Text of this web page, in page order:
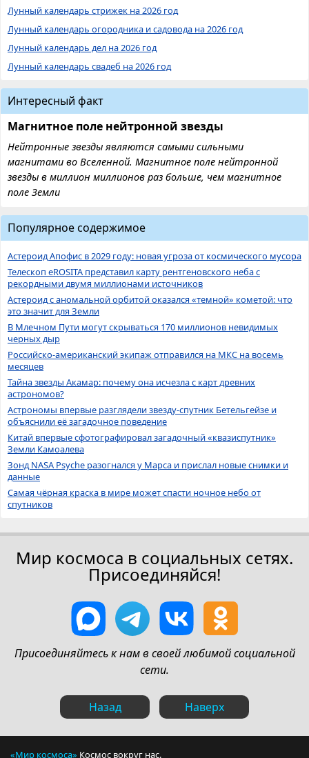
Лунный календарь стрижек на 2026 год
Лунный календарь огородника и садовода на 2026 год
Лунный календарь дел на 2026 год
Лунный календарь свадеб на 2026 год
Интересный факт
Магнитное поле нейтронной звезды
Нейтронные звезды являются самыми сильными
магнитами во Вселенной. Магнитное поле нейтронной
звезды в миллион миллионов раз больше, чем магнитное
поле Земли
Популярное содержимое
Астероид Апофис в 2029 году: новая угроза от космического мусора
Телескоп eROSITA представил карту рентгеновского неба с
рекордными двумя миллионами источников
Астероид с аномальной орбитой оказался «темной» кометой: что
это значит для Земли
В Млечном Пути могут скрываться 170 миллионов невидимых
черных дыр
Российско-американский экипаж отправился на МКС на восемь
месяцев
Тайна звезды Акамар: почему она исчезла с карт древних
астрономов?
Астрономы впервые разглядели звезду-спутник Бетельгейзе и
объяснили её загадочное поведение
Китай впервые сфотографировал загадочный «квазиспутник»
Земли Камоалева
Зонд NASA Psyche разогнался у Марса и прислал новые снимки и
данные
Самая чёрная краска в мире может спасти ночное небо от
спутников
Мир космоса в социальных сетях.
Присоединяйся!
Присоединяйтесь к нам в своей любимой социальной
сети.
Назад Наверх
«Мир космоса» Космос вокруг нас.